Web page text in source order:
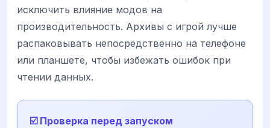
исключить влияние модов на
производительность. Архивы с игрой лучше
распаковывать непосредственно на телефоне
или планшете, чтобы избежать ошибок при
чтении данных.
☑️ Проверка перед запуском